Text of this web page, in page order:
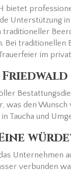
bietet
Unterstützung
traditionellen
im
was den
Taucha und
Unternehmen
verbunden